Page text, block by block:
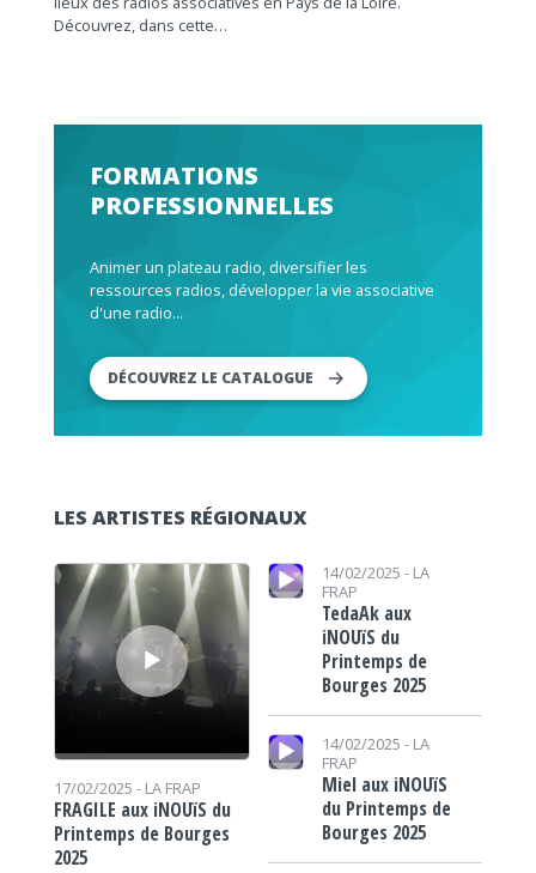
Découvrez, dans cette…
FORMATIONS
PROFESSIONNELLES
Animer un plateau radio, diversifier les
ressources radios, développer la vie associative
d'une radio...
DÉCOUVREZ LE CATALOGUE
LES ARTISTES RÉGIONAUX
Lecteur audio
17/02/2025 - LA FRAP
FRAGILE aux iNOUïS du
Printemps de Bourges
2025
Lecteur audio 14/02/2025 - LA
FRAP
TedaAk aux
iNOUïS du
Printemps de
Bourges 2025
Lecteur audio
14/02/2025 - LA
FRAP
Miel aux iNOUïS
du Printemps de
Bourges 2025